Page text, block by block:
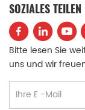
SOZIALES TEILEN
Bitte lesen Sie
uns und wir